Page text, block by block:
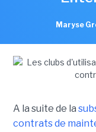
Maryse
A la suite de la
contrats de